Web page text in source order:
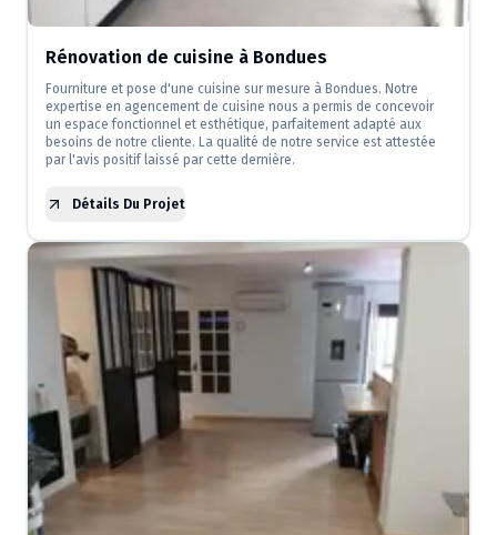
Rénovation de cuisine à Bondues
Fourniture et pose d'une cuisine sur mesure à Bondues. Notre
expertise en agencement de cuisine nous a permis de concevoir
un espace fonctionnel et esthétique, parfaitement adapté aux
besoins de notre cliente. La qualité de notre service est attestée
par l'avis positif laissé par cette dernière.
Détails Du Projet